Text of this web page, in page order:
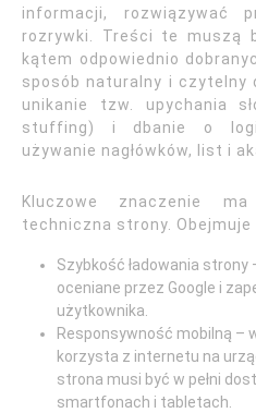
informacji, rozwiązywać
rozrywki. Treści te muszą
kątem odpowiednio
sposób naturalny i czytelny
unikanie tzw. upychania
stuffing) i dbanie o
używanie nagłówków, list i
Kluczowe znaczenie
techniczna strony. Obejmuje
Szybkość ładowania
oceniane przez Google i
użytkownika.
Responsywność mobilną –
korzysta z internetu na
strona musi być w pełni
smartfonach i tabletach.